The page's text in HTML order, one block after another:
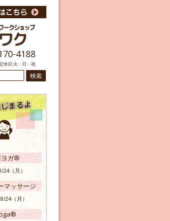
4188
休日:火・日・祝
ヨガ®
（月）
マッサージ
24（月）